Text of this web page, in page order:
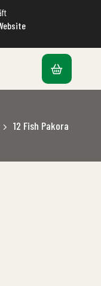
12 Fish Pakora